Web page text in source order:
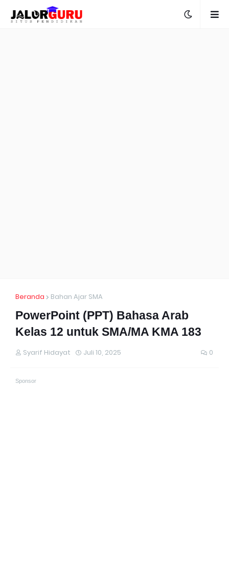
Beranda Bahan Ajar SMA
PowerPoint (PPT) Bahasa Arab
Kelas 12 untuk SMA/MA KMA 183
Syarif Hidayat Juli 10, 2025 0
Sponsor